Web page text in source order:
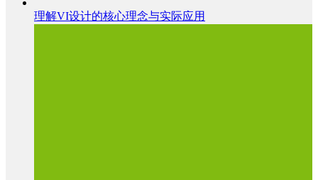
理解VI设计的核心理念与实际应用